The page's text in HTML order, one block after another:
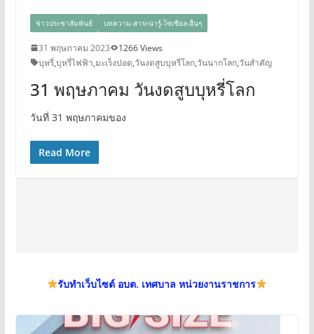
ข่าวประชาสัมพันธ์ บทความ-สาระน่ารู้-โซเชียล-อื่นๆ
31 พฤษภาคม 2023
1266 Views
บุหรี่,บุหรี่ไฟฟ้า,มะเร็งปอด,วันงดสูบบุหรี่โลก,วันนากโลก,วันสำคัญ
31 พฤษภาคม วันงดสูบบุหรี่โลก
วันที่ 31 พฤษภาคมของ
Read More
รับทำเว็บไซต์ อบต. เทศบาล หน่วยงานราชการ